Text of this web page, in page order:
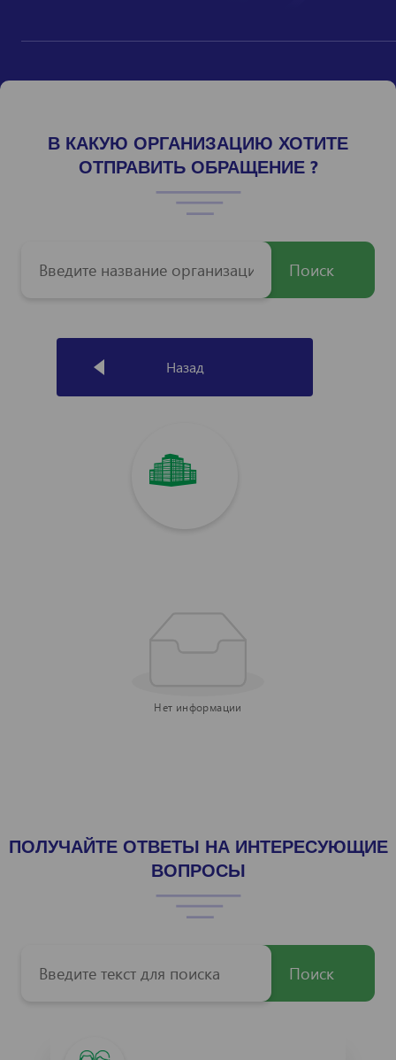
В КАКУЮ ОРГАНИЗАЦИЮ ХОТИТЕ
ОТПРАВИТЬ ОБРАЩЕНИЕ ?
Поиск
Назад
Нет информации
ПОЛУЧАЙТЕ ОТВЕТЫ НА ИНТЕРЕСУЮЩИЕ
ВОПРОСЫ
Поиск